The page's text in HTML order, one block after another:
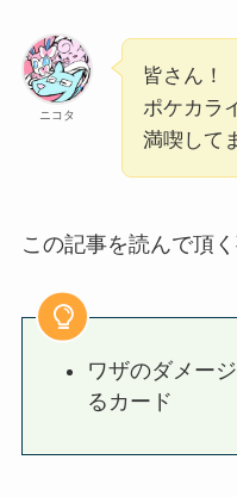
ニコタ
皆さん！
ポケカラ
満喫して
この記事を読んで頂く
ワザのダメー
るカード